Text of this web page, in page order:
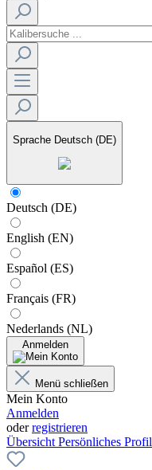
Sprache Deutsch (DE)
Deutsch (DE)
English (EN)
Español (ES)
Français (FR)
Nederlands (NL)
Anmelden
Menü schließen
Mein Konto
Anmelden
oderregistrieren
Übersicht Persönliches Profil